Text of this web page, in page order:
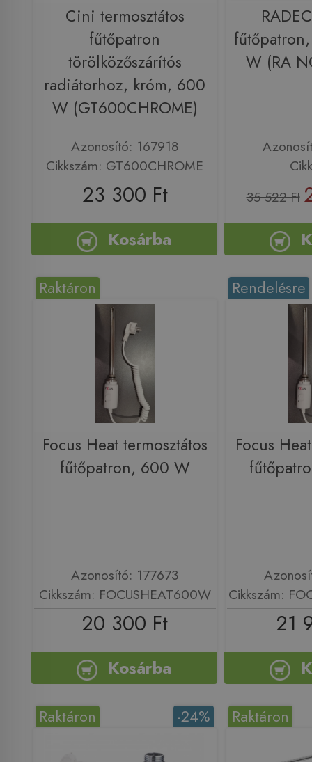
Cini termosztátos
fűtőpatron
törölközőszárítós
radiátorhoz, króm, 600
W (GT600CHROME)
Azonosító: 167918
Cikkszám: GT600CHROME
23 300 Ft
Kosárba
W (RA
35 522 Ft
Raktáron
Focus Heat termosztátos
fűtőpatron, 600 W
Azonosító: 177673
Cikkszám: FOCUSHEAT600W
20 300 Ft
Kosárba
Rendelésre
Focus
Cikkszám:
21
-24%
Raktáron Raktáron